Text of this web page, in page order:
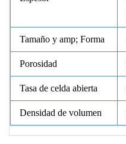
Tamaño y amp; Forma
Porosidad
Tasa de celda abierta
Densidad de volumen